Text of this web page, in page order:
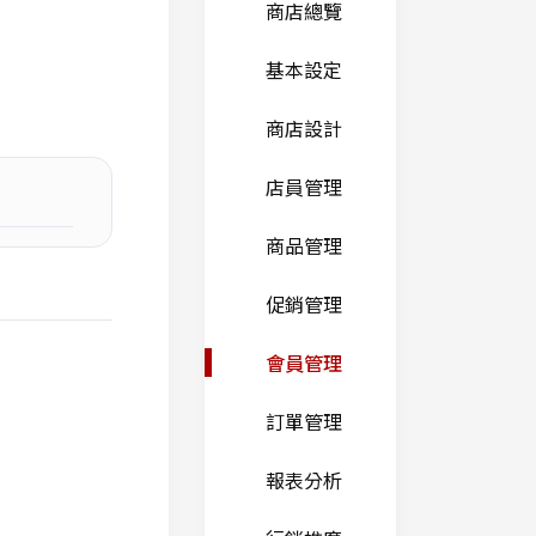
商店總覽
基本設定
商店設計
店員管理
商品管理
促銷管理
會員管理
訂單管理
報表分析